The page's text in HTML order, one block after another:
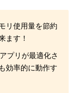
リ使用量を節約
ます！
プリが最適化さ
効率的に動作す